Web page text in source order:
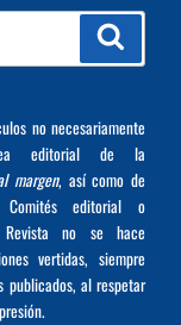
no necesariamente
editorial de la
margen, así como de
editorial o
no se hace
vertidas, siempre
publicados, al respetar